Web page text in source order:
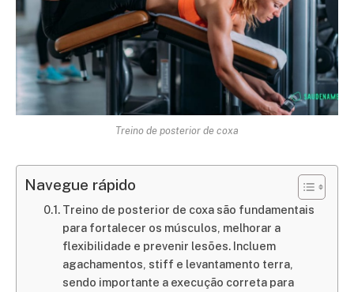
Treino de posterior de coxa
Navegue rápido
Treino de posterior de coxa são fundamentais
para fortalecer os músculos, melhorar a
flexibilidade e prevenir lesões. Incluem
agachamentos, stiff e levantamento terra,
sendo importante a execução correta para